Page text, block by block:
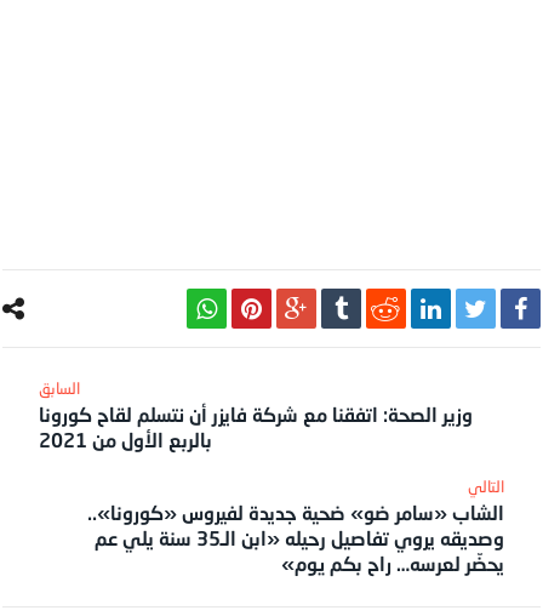
وزير الصحة: اتفقنا مع شركة فايزر أن نتسلم لقاح كورونا
بالربع الأول من 2021
‎التالي
الشاب «سامر ضو» ضحية جديدة لفيروس «كورونا»..
وصديقه يروي تفاصيل رحيله «ابن الـ35 سنة يلي عم
يحضّر لعرسه… راح بكم يوم»